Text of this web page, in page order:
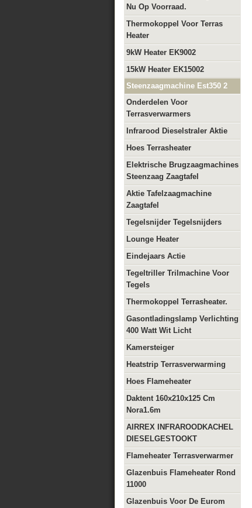
Nu Op Voorraad.
Thermokoppel Voor Terras
Heater
9kW Heater EK9002
15kW Heater EK15002
Steenzaagmachine Est350 2
Onderdelen Voor
Terrasverwarmers
Infrarood Dieselstraler Aktie
Hoes Terrasheater
Elektrische Brugzaagmachines
Steenzaag Zaagtafel
Aktie Tafelzaagmachine
Zaagtafel
Tegelsnijder Tegelsnijders
Lounge Heater
Eindejaars Actie
Tegeltriller Trilmachine Voor
Tegels
Thermokoppel Terrasheater.
Gasontladingslamp Verlichting
400 Watt Wit Licht
Kamersteiger
Heatstrip Terrasverwarming
Hoes Flameheater
Daktent 160x210x125 Cm
Nora1.6m
AIRREX INFRAROODKACHEL
DIESELGESTOOKT
Flameheater Terrasverwarmer
Glazenbuis Flameheater Rond
11000
Glazenbuis Voor De Eurom